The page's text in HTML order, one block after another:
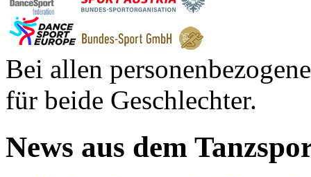
Bei allen
für beide Geschlechter.
News aus dem